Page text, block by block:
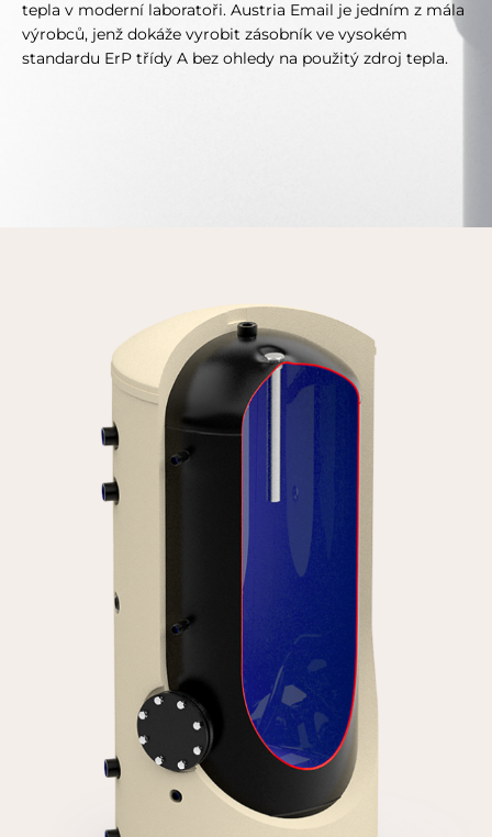
tepla v moderní laboratoři. Austria Email je jedním z mála
výrobců, jenž dokáže vyrobit zásobník ve vysokém
standardu ErP třídy A bez ohledy na použitý zdroj tepla.